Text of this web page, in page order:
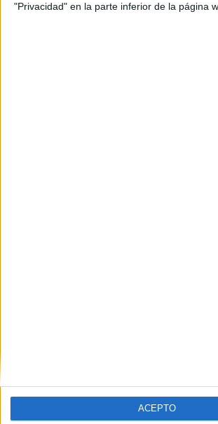
"Privacidad" en la parte inferior de la página
ACEPTO
Aceptolos Términos y Condicionesde
Y como regalo de agradecimiento, por
gratis una copia de nuestro ebook con 100
primer año de universidad